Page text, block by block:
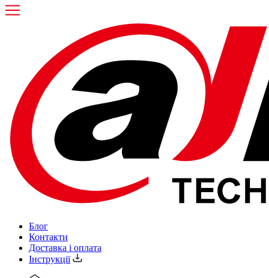
Блог
Контакти
Доставка і оплата
Інструкції